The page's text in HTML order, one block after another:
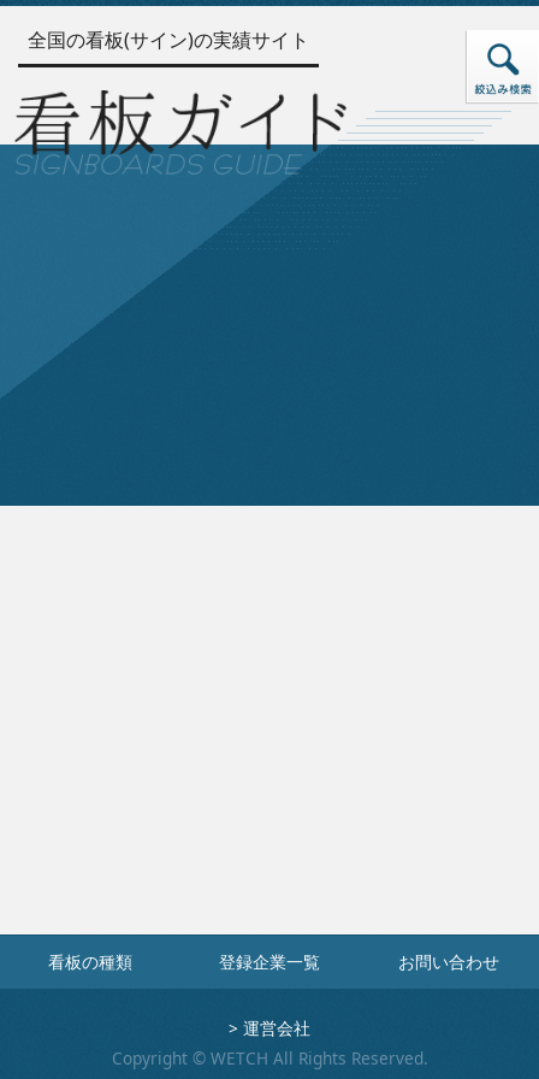
全国の看板(サイン)の実績サイト
看板の種類 登録企業一覧 お問い合わせ
> 運営会社
Copyright © WETCH All Rights Reserved.